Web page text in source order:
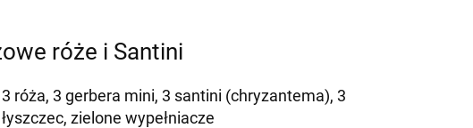
róże i Santini
3 róża, 3 gerbera mini, 3 santini (chryzantema), 3
łyszczec, zielone wypełniacze